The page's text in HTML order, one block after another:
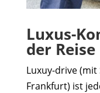
Luxus-
der Reise
Luxuy-drive (mit
Frankfurt) ist